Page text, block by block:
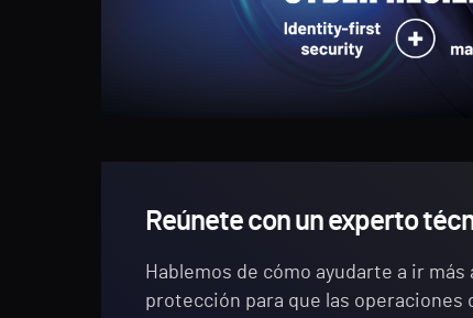
Reúnete con un experto
Hablemos de cómo ayudarte a ir más
protección para que las operaciones